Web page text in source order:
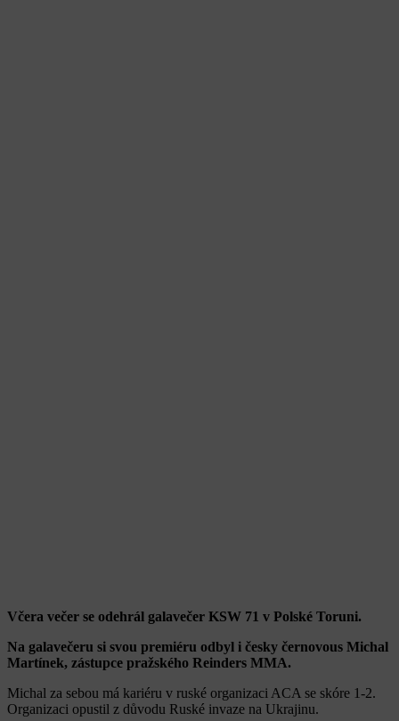
Včera večer se odehrál galavečer KSW 71 v Polské Toruni.
Na galavečeru si svou premiéru odbyl i česky černovous Michal
Martínek, zástupce pražského Reinders MMA.
Michal za sebou má kariéru v ruské organizaci ACA se skóre 1-2.
Organizaci opustil z důvodu Ruské invaze na Ukrajinu.